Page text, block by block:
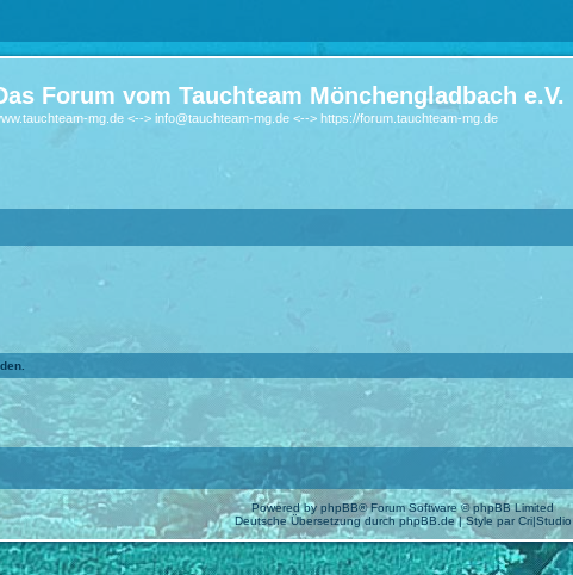
Forum vom Tauchteam Mönchengladbach e.V.
mg.de <--> info@tauchteam-mg.de <--> https://forum.tauchteam-mg.de
Powered by phpBB® Forum Software © phpBB Limited
Deutsche Übersetzung durchphpBB.de| Style par Cri|Studio